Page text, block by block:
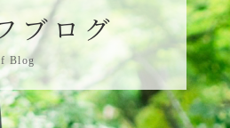
ブログ
Blog